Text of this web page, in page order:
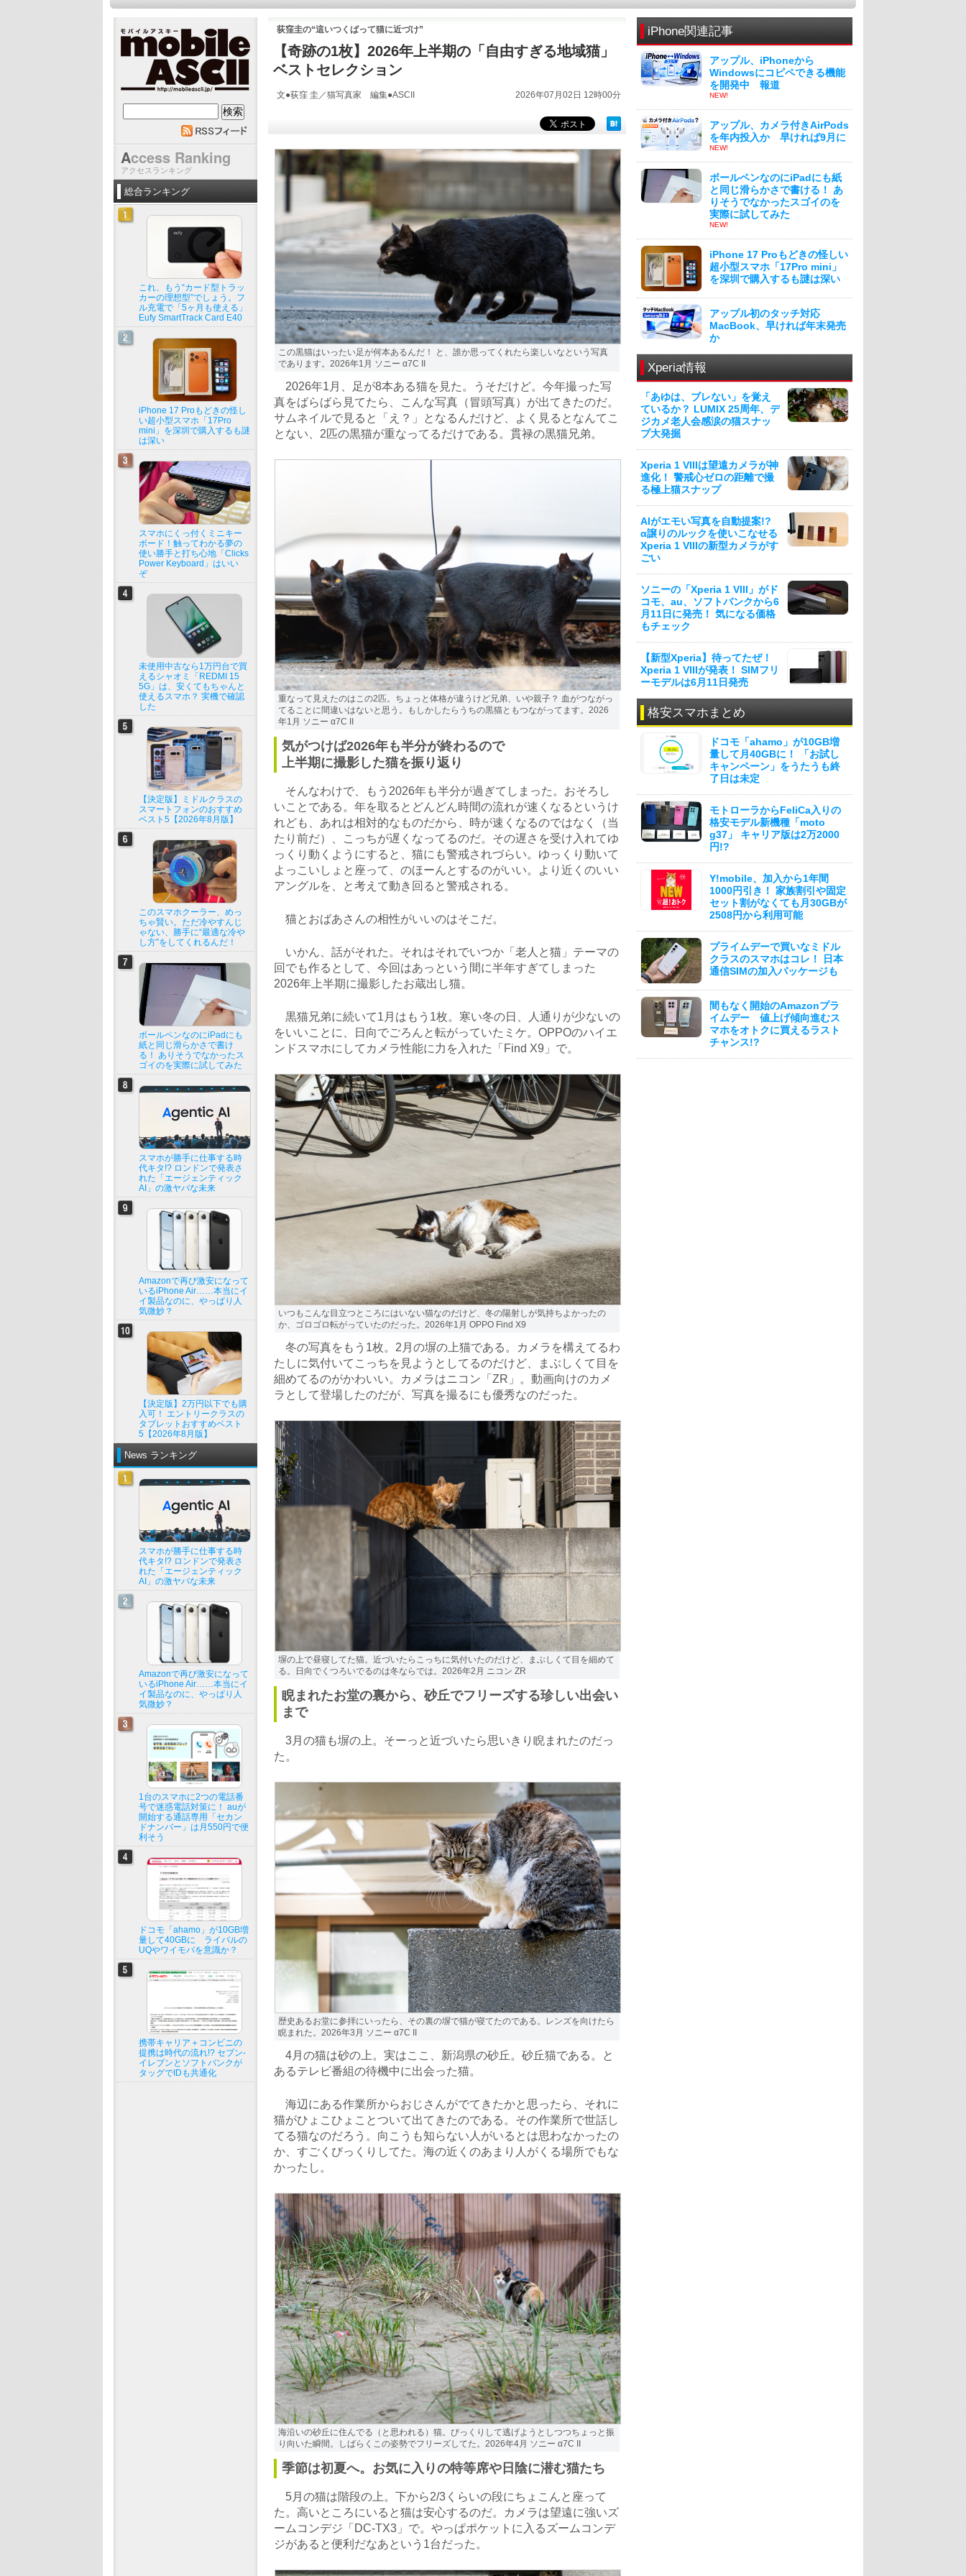
荻窪圭の“這いつくばって猫に近づけ”
【奇跡の1枚】2026年上半期の「自由すぎる地域猫」
ベストセレクション
文●荻窪 圭／猫写真家 編集●ASCII 2026年07月02日 12時00分
この黒猫はいったい足が何本あるんだ！ と、誰か思ってくれたら楽しいなという写真
であります。2026年1月 ソニー α7C II
2026年1月、足が8本ある猫を見た。うそだけど。今年撮った写
真をばらばら見てたら、こんな写真（冒頭写真）が出てきたのだ。
サムネイルで見ると「え？」となるんだけど、よく見るとなんてこ
とない、2匹の黒猫が重なってるだけである。貫禄の黒猫兄弟。
重なって見えたのはこの2匹。ちょっと体格が違うけど兄弟、いや親子？ 血がつながっ
てることに間違いはないと思う。もしかしたらうちの黒猫ともつながってます。2026
年1月 ソニー α7C II
気がつけば2026年も半分が終わるので
上半期に撮影した猫を振り返り
そんなわけで、もう2026年も半分が過ぎてしまった。おそろし
いことである。年を取るとどんどん時間の流れが速くなるというけ
れども、あれは相対的なものだから、時が速くなるのではなく（当
たり前だ）、こっちが遅くなってるのだ。その遅さを受け入れてゆ
っくり動くようにすると、猫にも警戒されづらい。ゆっくり動いて
よっこいしょと座って、のほーんとするのがいい。より近くのいい
アングルを、と考えて動き回ると警戒される。
猫とおばあさんの相性がいいのはそこだ。
いかん、話がそれた。それはそれでいつか「老人と猫」テーマの
回でも作るとして、今回はあっという間に半年すぎてしまった
2026年上半期に撮影したお蔵出し猫。
黒猫兄弟に続いて1月はもう1枚。寒い冬の日、人通りが少ないの
をいいことに、日向でごろんと転がっていたミケ。OPPOのハイエ
ンドスマホにしてカメラ性能に力を入れた「Find X9」で。
いつもこんな目立つところにはいない猫なのだけど、冬の陽射しが気持ちよかったの
か、ゴロゴロ転がっていたのだった。2026年1月 OPPO Find X9
冬の写真をもう1枚。2月の塀の上猫である。カメラを構えてるわ
たしに気付いてこっちを見ようとしてるのだけど、まぶしくて目を
細めてるのがかわいい。カメラはニコン「ZR」。動画向けのカメ
ラとして登場したのだが、写真を撮るにも優秀なのだった。
塀の上で昼寝してた猫。近づいたらこっちに気付いたのだけど、まぶしくて目を細めて
る。日向でくつろいでるのは冬ならでは。2026年2月 ニコン ZR
睨まれたお堂の裏から、砂丘でフリーズする珍しい出会い
まで
3月の猫も塀の上。そーっと近づいたら思いきり睨まれたのだっ
た。
歴史あるお堂に参拝にいったら、その裏の塀で猫が寝てたのである。レンズを向けたら
睨まれた。2026年3月 ソニー α7C II
4月の猫は砂の上。実はここ、新潟県の砂丘。砂丘猫である。と
あるテレビ番組の待機中に出会った猫。
海辺にある作業所からおじさんがでてきたかと思ったら、それに
猫がひょこひょことついて出てきたのである。その作業所で世話し
てる猫なのだろう。向こうも知らない人がいるとは思わなかったの
か、すごくびっくりしてた。海の近くのあまり人がくる場所でもな
かったし。
海沿いの砂丘に住んでる（と思われる）猫。びっくりして逃げようとしつつちょっと振
り向いた瞬間。しばらくこの姿勢でフリーズしてた。2026年4月 ソニー α7C II
季節は初夏へ。お気に入りの特等席や日陰に潜む猫たち
5月の猫は階段の上。下から2/3くらいの段にちょこんと座って
た。高いところにいると猫は安心するのだ。カメラは望遠に強いズ
ームコンデジ「DC-TX3」で。やっぱポケットに入るズームコンデ
ジがあると便利だなあという1台だった。
iPhone関連記事
アップル、iPhoneから
Windowsにコピペできる機能
を開発中 報道
NEW!
アップル、カメラ付きAirPods
を年内投入か 早ければ9月に
NEW!
ボールペンなのにiPadにも紙
と同じ滑らかさで書ける！ あ
りそうでなかったスゴイのを
実際に試してみた
NEW!
iPhone 17 Proもどきの怪しい
超小型スマホ「17Pro mini」
を深圳で購入するも謎は深い
アップル初のタッチ対応
MacBook、早ければ年末発売
か
Xperia情報
「あゆは、ブレない」を覚え
ているか？ LUMIX 25周年、デ
ジカメ老人会感涙の猫スナッ
プ大発掘
Xperia 1 VIIIは望遠カメラが神
進化！ 警戒心ゼロの距離で撮
る極上猫スナップ
AIがエモい写真を自動提案!?
α譲りのルックを使いこなせる
Xperia 1 VIIIの新型カメラがす
ごい
ソニーの「Xperia 1 VIII」がド
コモ、au、ソフトバンクから6
月11日に発売！ 気になる価格
もチェック
【新型Xperia】待ってたぜ！
Xperia 1 VIIIが発表！ SIMフリ
ーモデルは6月11日発売
格安スマホまとめ
ドコモ「ahamo」が10GB増
量して月40GBに！ 「お試し
キャンペーン」をうたうも終
了日は未定
モトローラからFeliCa入りの
格安モデル新機種「moto
g37」 キャリア版は2万2000
円!?
Y!mobile、加入から1年間
1000円引き！ 家族割引や固定
セット割がなくても月30GBが
2508円から利用可能
プライムデーで買いなミドル
クラスのスマホはコレ！ 日本
通信SIMの加入パッケージも
間もなく開始のAmazonプラ
イムデー 値上げ傾向進むス
マホをオトクに買えるラスト
チャンス!?
mobile ASCII
Access Ranking
アクセスランキング
総合ランキング
これ、もう“カード型トラッ
カーの理想型”でしょう。フ
ル充電で「5ヶ月も使える」
Eufy SmartTrack Card E40
iPhone 17 Proもどきの怪し
い超小型スマホ「17Pro
mini」を深圳で購入するも謎
は深い
スマホにくっ付くミニキー
ボード！触ってわかる夢の
使い勝手と打ち心地「Clicks
Power Keyboard」はいい
ぞ
未使用中古なら1万円台で買
えるシャオミ「REDMI 15
5G」は、安くてもちゃんと
使えるスマホ？ 実機で確認
した
【決定版】ミドルクラスの
スマートフォンのおすすめ
ベスト5【2026年8月版】
このスマホクーラー、めっ
ちゃ賢い。ただ冷やすんじ
ゃない、勝手に“最適な冷や
し方”をしてくれるんだ！
ボールペンなのにiPadにも
紙と同じ滑らかさで書け
る！ ありそうでなかったス
ゴイのを実際に試してみた
スマホが勝手に仕事する時
代キタ!? ロンドンで発表さ
れた「エージェンティック
AI」の激ヤバな未来
Amazonで再び激安になって
いるiPhone Air……本当にイ
イ製品なのに、やっぱり人
気微妙？
【決定版】2万円以下でも購
入可！ エントリークラスの
タブレットおすすめベスト
5【2026年8月版】
News ランキング
スマホが勝手に仕事する時
代キタ!? ロンドンで発表さ
れた「エージェンティック
AI」の激ヤバな未来
Amazonで再び激安になって
いるiPhone Air……本当にイ
イ製品なのに、やっぱり人
気微妙？
1台のスマホに2つの電話番
号で迷惑電話対策に！ auが
開始する通話専用「セカン
ドナンバー」は月550円で便
利そう
ドコモ「ahamo」が10GB増
量して40GBに ライバルの
UQやワイモバを意識か？
携帯キャリア＋コンビニの
提携は時代の流れ!? セブン-
イレブンとソフトバンクが
タッグでIDも共通化